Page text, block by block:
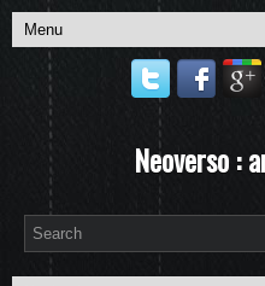
Neoverso :